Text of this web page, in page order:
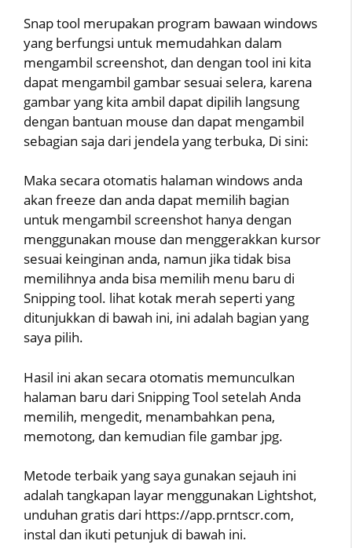
Snap tool merupakan program bawaan windows
yang berfungsi untuk memudahkan dalam
mengambil screenshot, dan dengan tool ini kita
dapat mengambil gambar sesuai selera, karena
gambar yang kita ambil dapat dipilih langsung
dengan bantuan mouse dan dapat mengambil
sebagian saja dari jendela yang terbuka, Di sini:
Maka secara otomatis halaman windows anda
akan freeze dan anda dapat memilih bagian
untuk mengambil screenshot hanya dengan
menggunakan mouse dan menggerakkan kursor
sesuai keinginan anda, namun jika tidak bisa
memilihnya anda bisa memilih menu baru di
Snipping tool. lihat kotak merah seperti yang
ditunjukkan di bawah ini, ini adalah bagian yang
saya pilih.
Hasil ini akan secara otomatis memunculkan
halaman baru dari Snipping Tool setelah Anda
memilih, mengedit, menambahkan pena,
memotong, dan kemudian file gambar jpg.
Metode terbaik yang saya gunakan sejauh ini
adalah tangkapan layar menggunakan Lightshot,
unduhan gratis dari https://app.prntscr.com,
instal dan ikuti petunjuk di bawah ini.